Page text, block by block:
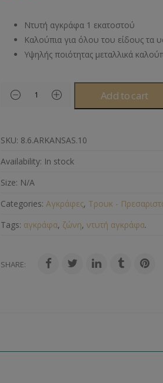
Μοντγκόμερι
Άλλα Υλικά
Ντυτή αγκράφα 1 εκατοστού
Καλούπια για όλου του είδους τα
Υψηλής ποιότητας μεταλλικά
Add to cart
SKU: 8.6.ARKANSAS.10
Availability: In stock
Size: N/A
Categories: Αγκράφες, Τρουκ -
Tags: αγκράφα, ζώνη,ντυτή αγκράφα.
SHARE: